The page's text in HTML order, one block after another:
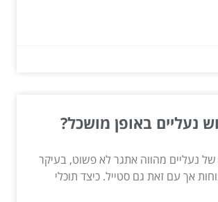
נעליים באופן מושכל?
נעליים מהווה אתגר לא פשוט, בעיקר
אך עם זאת גם סטייל. כיצד תוכלי